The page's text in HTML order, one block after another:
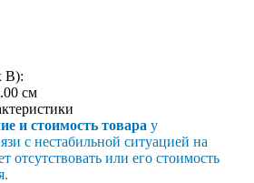
В):
см
и стоимость товара у
с нестабильной ситуацией на
отсутствовать или его стоимость